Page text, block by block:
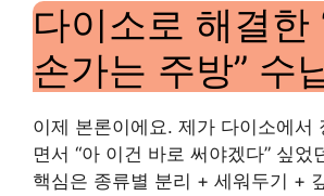
다이소로 해결한
손가는 주방” 수
이제 본론이에요. 제가 다이소에서
면서 “아 이건 바로 써야겠다” 싶었
핵심은 종류별 분리 + 세워두기 +